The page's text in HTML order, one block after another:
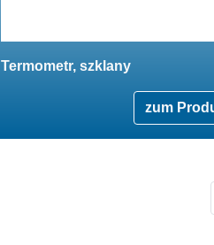
Termometr, szklany
zum